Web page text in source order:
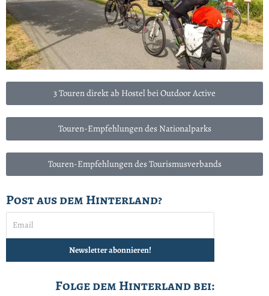
3 Touren direkt ab Hostel bei Outdoor Active
Touren-Empfehlungen des Nationalparks
Touren-Empfehlungen des Tourismusverbands
Post aus dem Hinterland?
Folge dem Hinterland bei: